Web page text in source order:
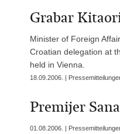
Grabar
Minister of Foreign
Croatian delegation at
held in Vienna.
18.09.2006. |
Premijer
01.08.2006. |